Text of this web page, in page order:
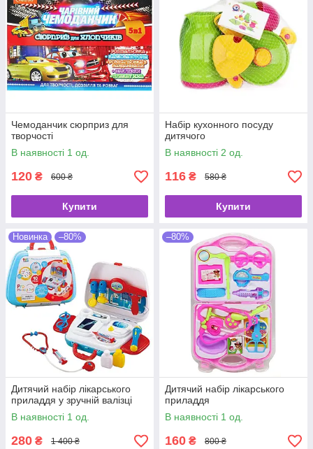
Чемоданчик сюрприз для
творчості
В наявності 1 од.
120 ₴ 600 ₴
Купити
Набір кухонного посуду
дитячого
В наявності 2 од.
116 ₴ 580 ₴
Купити
Новинка –80%
Дитячий набір лікарського
приладдя у зручній валізці
В наявності 1 од.
280 ₴ 1 400 ₴
–80%
Дитячий набір лікарського
приладдя
В наявності 1 од.
160 ₴ 800 ₴